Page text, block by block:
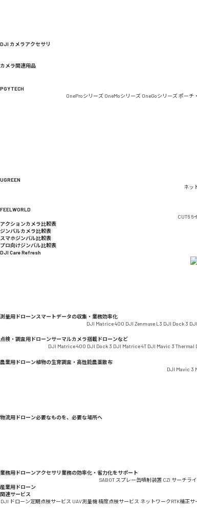
DJI カメラアクセサリ
カメラ関連用品
PGYTECH
OneProシリーズ OneMoシリーズ OneGoシリーズポーチ
UGREEN
ネッ
FEELWORLD
CUT6 6
アクションカメラ比較表
ジンバルカメラ比較表
スマホジンバル比較表
プロ向けジンバル比較表
DJI Care Refresh
測量用ドローンスマートデータの収集・業務効率化
DJI Matrice 400 DJI Zenmuse L3 DJI Dock 3
点検・調査用ドローンサーマルカメラ搭載ドローンなど
DJI Matrice 400 DJI Dock 3 DJI Matrice 4T DJI Mavic 3 Thermal
農業用ドローン植物の生育調査・高性能農薬散布
DJI Mavic 3
物流用ドローン必要なものを、必要な場所へ
業務用ドローンアクセサリ 業務の効率化・省力化をサポート
SABOT スプレー缶噴射装置 CZI サーチラ
産業用ドローン
関連サービス
DJI ドローン定期点検サービス UAV測量機 精度点検サービス ネットワークRTK補正サ